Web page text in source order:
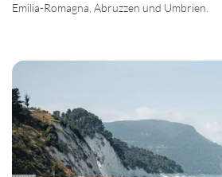
Emilia-Romagna, Abruzzen und Umbrien.